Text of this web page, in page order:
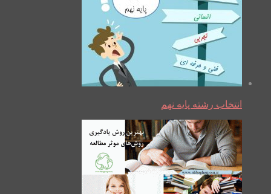
انتخاب رشته پایه نهم